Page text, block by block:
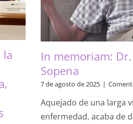
la
In memoriam:
Sopena
7 de agosto de 2025 |
Aquejado de una larga
enfermedad, acaba de